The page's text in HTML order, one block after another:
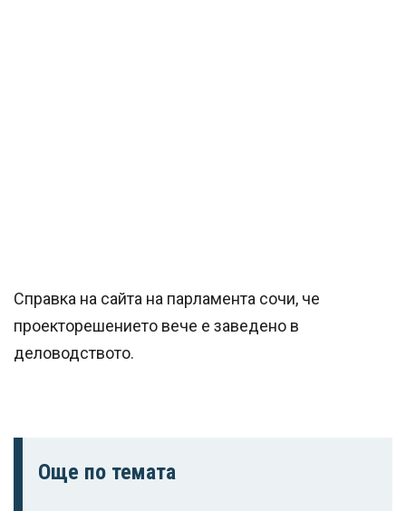
Справка на сайта на парламента сочи, че
проекторешението вече е заведено в
деловодството.
Още по темата